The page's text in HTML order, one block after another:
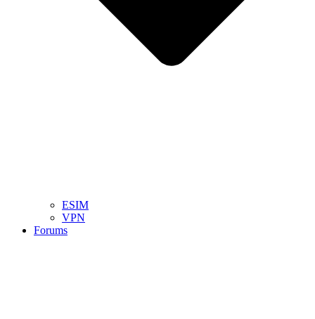
ESIM
VPN
Forums